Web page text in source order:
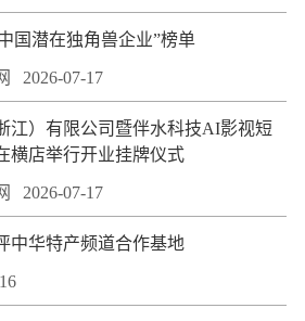
国潜在独角兽企业”榜单
2026-07-17
江）有限公司暨伴水科技AI影视短
横店举行开业挂牌仪式
2026-07-17
中华特产频道合作基地